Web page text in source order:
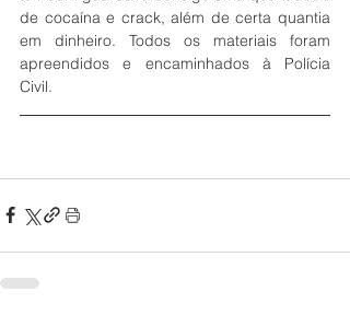
de cocaína e crack, além de certa quantia
em dinheiro. Todos os materiais foram
apreendidos e encaminhados à Polícia
Civil.